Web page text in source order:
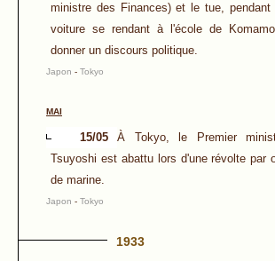
ministre des Finances) et le tue,
voiture se rendant à l'école de
donner un discours politique.
Japon - Tokyo
MAI
15/05
À Tokyo, le Premier
Tsuyoshi est abattu lors d'une révolte par
de marine.
Japon - Tokyo
1933